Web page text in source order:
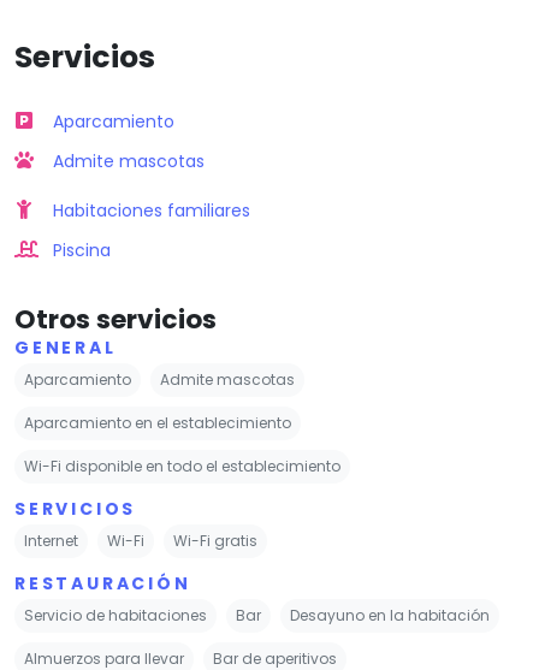
Servicios
Aparcamiento
Admite mascotas
Habitaciones familiares
Piscina
Otros servicios
GENERAL
Aparcamiento Admite mascotas
Aparcamiento en el establecimiento
Wi-Fi disponible en todo el establecimiento
SERVICIOS
Internet Wi-Fi Wi-Fi gratis
RESTAURACIÓN
Servicio de habitaciones Bar Desayuno en la habitación
Almuerzos para llevar Bar de aperitivos